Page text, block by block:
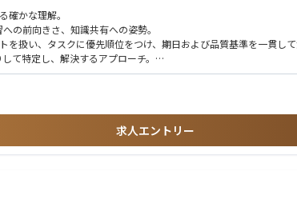
かな理解。
の前向きさ、知識共有への姿勢。
扱い、タスクに優先順位をつけ、期日および品質基準を一貫して
て特定し、解決するアプローチ。
ニケーション能力、および英語でのビジネスレベルのコミュニ
力に加え、規制枠組みおよび業界要件への深い理解
求人エントリー